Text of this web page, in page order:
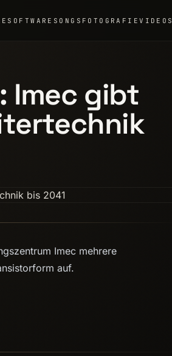
SOFTWARE SONGS FOTOGRAFIEVIDEOS
Imec gibt
Imec mehrere
auf.